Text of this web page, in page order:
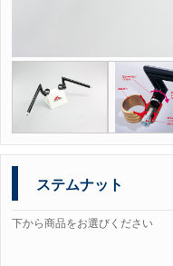
ステムナット
下から商品をお選びください